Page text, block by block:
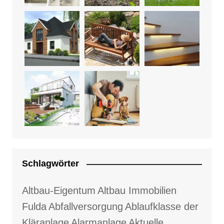
Schlagwörter
Altbau-Eigentum Altbau Immobilien
FuldaAbfallversorgung Ablaufklasse der